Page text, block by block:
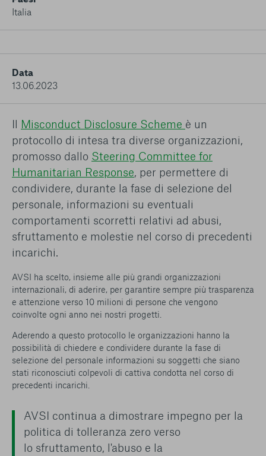
conto del fatto che il blocco di alcuni cookie può
condizionare l’esperienza sulla Piattaforma e il suo
funzionamento. Premendo “Conferma le mie scelte”, la
stata selezionata alcuna opzione, premere questo pulsante
equivarrà a rifiutare tutti i cookie. Per ulteriori informazioni, è
possibile consultare la nostra
Cookie di analisi
Cookies di marketing
Italia
Data
13.06.2023
Il Misconduct Disclosure Scheme è un
protocollo di intesa tra diverse organizzazioni,
promosso dallo Steering Committee for
Humanitarian Response, per permettere di
condividere, durante la fase di selezione del
personale, informazioni su eventuali
comportamenti scorretti relativi ad abusi,
sfruttamento e molestie nel corso di precedenti
incarichi.
AVSI ha scelto, insieme alle più grandi organizzazioni
internazionali, di aderire, per garantire sempre più trasparenza
e attenzione verso 10 milioni di persone che vengono
coinvolte ogni anno nei nostri progetti.
Aderendo a questo protocollo le organizzazioni hanno la
possibilità di chiedere e condividere durante la fase di
selezione del personale informazioni su soggetti che siano
stati riconosciuti colpevoli di cattiva condotta nel corso di
precedenti incarichi.
AVSI continua a dimostrare impegno per la
politica di tolleranza zero verso
lo sfruttamento, l'abuso e la